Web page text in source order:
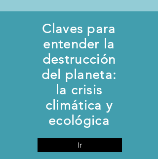
Claves para
entender la
destrucción
del planeta:
la crisis
climática y
ecológica
Ir